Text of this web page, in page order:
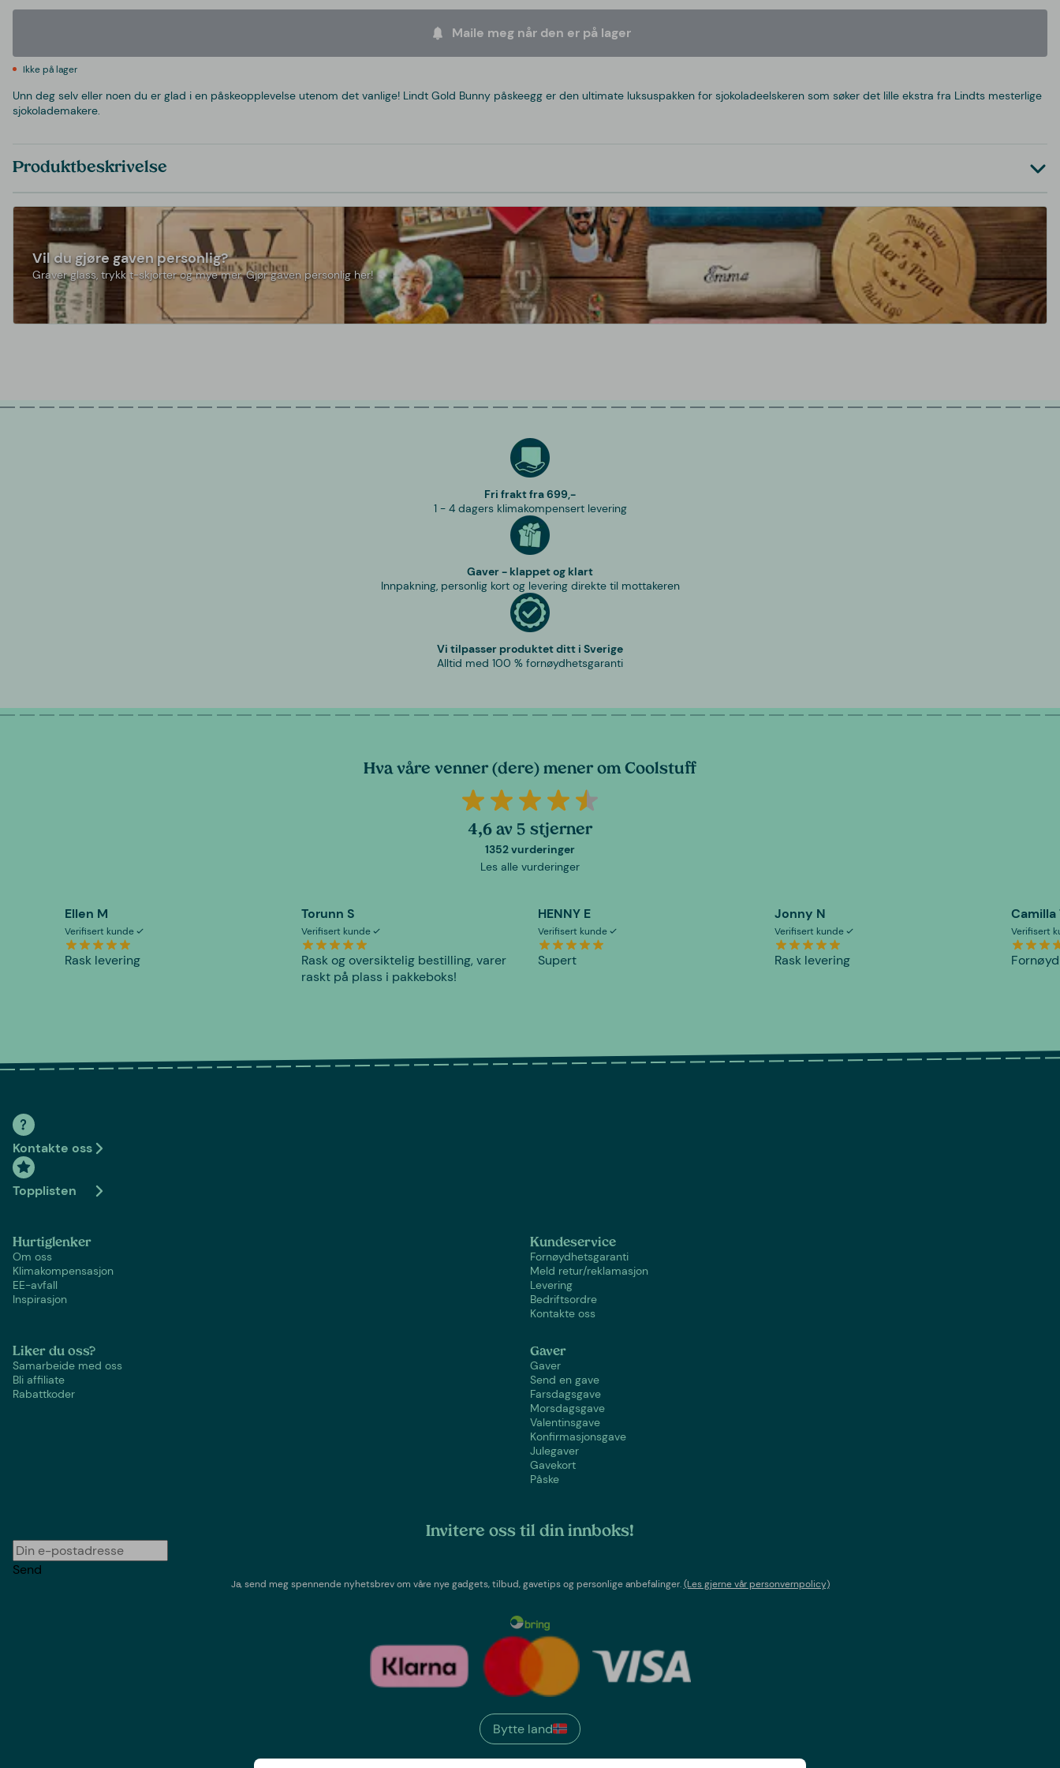
Maile meg når den er på lager
Ikke på lager
Unn deg selv eller noen du er glad i en påskeopplevelse utenom det vanlige! Lindt Gold Bunny påskeegg er den ultimate luksuspakken for sjokoladeelskeren som søker det lille ekstra fra Lindts mesterlige
sjokolademakere.
Produktbeskrivelse
Vil du gjøre gaven personlig?
Graver glass, trykk t-skjorter og mye mer. Gjør gaven personlig her!
Fri frakt fra 699,-
1 - 4 dagers klimakompensert levering
Gaver - klappet og klart
Innpakning, personlig kort og levering direkte til mottakeren
Vi tilpasser produktet ditt i Sverige
Alltid med 100 % fornøydhetsgaranti
Hva våre venner (dere) mener om Coolstuff
4,6 av 5 stjerner
1352 vurderinger
Les alle vurderinger
Ellen M
Verifisert kunde
Rask levering
Torunn S
Verifisert kunde
Rask og oversiktelig bestilling, varer
raskt på plass i pakkeboks!
HENNY E
Verifisert kunde
Supert
Jonny N
Verifisert kunde
Rask levering
Camilla
Verifisert
Fornøyd
Kontakte oss
Topplisten
Hurtiglenker
Om oss
Klimakompensasjon
EE-avfall
Inspirasjon
Kundeservice
Fornøydhetsgaranti
Meld retur/reklamasjon
Levering
Bedriftsordre
Kontakte oss
Liker du oss?
Samarbeide med oss
Bli affiliate
Rabattkoder
Gaver
Gaver
Send en gave
Farsdagsgave
Morsdagsgave
Valentinsgave
Konfirmasjonsgave
Julegaver
Gavekort
Påske
Invitere oss til din innboks!
Send
Ja, send meg spennende nyhetsbrev om våre nye gadgets, tilbud, gavetips og personlige anbefalinger.(Les gjerne vår personvernpolicy)
Bytte land